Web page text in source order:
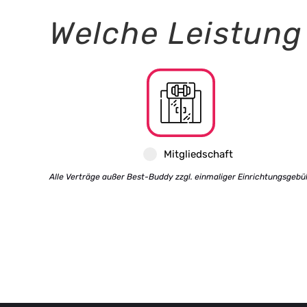
Welche
Mitgliedschaft
Alle Verträge außer Best-Buddy zzgl. einmaliger